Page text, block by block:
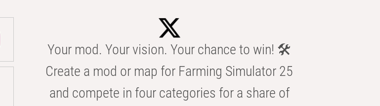
Your mod. Your vision. Your chance to win! 🛠️
Create a mod or map for Farming Simulator 25
and compete in four categories for a share of